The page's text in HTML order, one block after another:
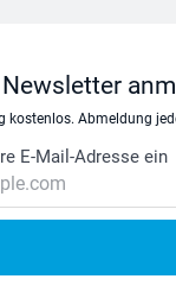
kostenlos. Abmeldung
E-Mail-Adresse ein